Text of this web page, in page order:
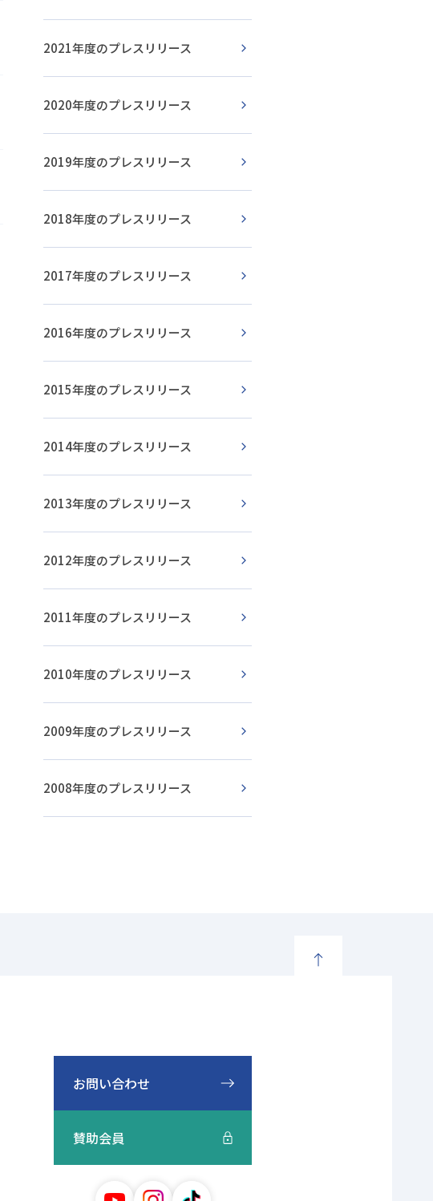
2021年度のプレスリリース
2020年度のプレスリリース
2019年度のプレスリリース
2018年度のプレスリリース
2017年度のプレスリリース
2016年度のプレスリリース
2015年度のプレスリリース
2014年度のプレスリリース
2013年度のプレスリリース
2012年度のプレスリリース
2011年度のプレスリリース
2010年度のプレスリリース
2009年度のプレスリリース
2008年度のプレスリリース
ペ
お問い合わせ
賛助会員